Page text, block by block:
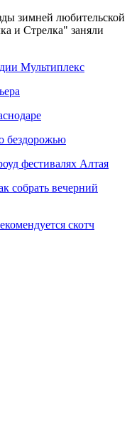
зимней любительской
и Стрелка" заняли
Мультиплекс
бездорожью
фестивалях Алтая
собрать вечерний
скотч